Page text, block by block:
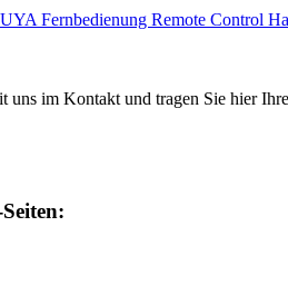
Fernbedienung Remote Control
uns im Kontakt und tragen Sie hier